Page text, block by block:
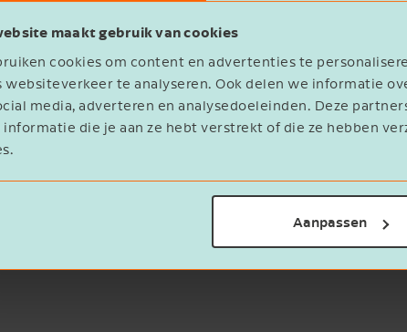
maakt gebruik van cookies
cookies om content en advertenties te
websiteverkeer te analyseren. Ook delen we informatie
media, adverteren en analysedoeleinden. Deze
informatie die je aan ze hebt verstrekt of die ze hebben
Aanpassen